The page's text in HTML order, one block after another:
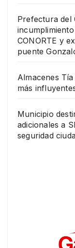
Prefectura del
CONORTE y
puente
Almacenes
más
Municipio
adicionales a
seguridad